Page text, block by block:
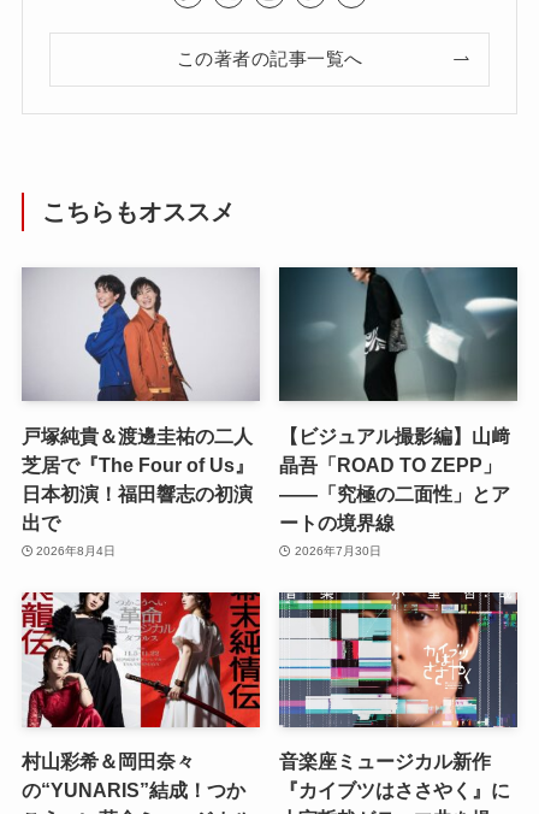
この著者の記事一覧へ
こちらもオススメ
戸塚純貴＆渡邊圭祐の二人
芝居で『The Four of Us』
日本初演！福田響志の初演
出で
2026年8月4日
【ビジュアル撮影編】山﨑
晶吾「ROAD TO ZEPP」
――「究極の二面性」とア
ートの境界線
2026年7月30日
村山彩希＆岡田奈々
の“YUNARIS”結成！つか
音楽座ミュージカル新作
『カイブツはささやく』に